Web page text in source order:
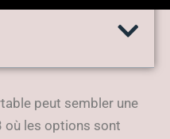
2023
peut sembler une
où les options sont